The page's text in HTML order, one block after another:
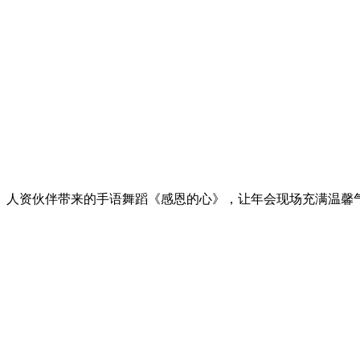
人资伙伴带来的手语舞蹈《感恩的心》，让年会现场充满温馨